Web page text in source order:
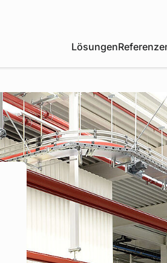
Lösungen